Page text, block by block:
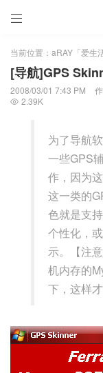

当前位置： aRAY「爱生
[导航]GPS
2008/03/01 7:43 PM
 2.39K
为了导航
一些GPS
作，因为
这一类的
色就是支
个性化，
示。【注
机内存的
下，这样